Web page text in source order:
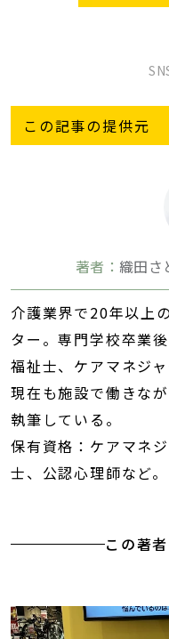
この記事の提供元
著者：織田さ
介護業界で20年以上
ター。専門学校卒業
福祉士、ケアマネジ
現在も施設で働きな
執筆している。
保有資格：ケアマネ
士、公認心理師など。
この著